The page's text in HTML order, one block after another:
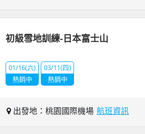
初級雪地訓練-日本富士山
01/16(六)
熱銷中
03/11(四)
熱銷中
出發地：桃園國際機場 航班資訊